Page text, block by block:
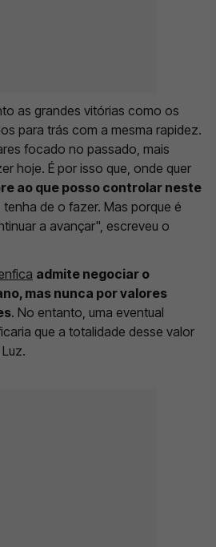
as grandes vitórias como os
para trás com a mesma rapidez.
focado no passado, mais
hoje. É por isso que, onde quer
ao que posso controlar neste
tenha de o fazer. Mas porque é
a avançar", escreveu o
admite negociar o
mas nunca por valores
. No entanto, uma eventual
que a totalidade desse valor